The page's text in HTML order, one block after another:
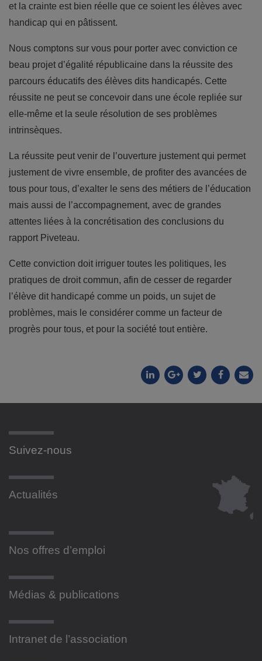
et la crainte est bien réelle que ce soient les élèves avec
handicap qui en pâtissent.
Nous comptons sur vous pour porter avec conviction ce
beau projet d’égalité républicaine dans la réussite des
parcours éducatifs des élèves dits handicapés. Cette
réussite ne peut se concevoir dans une école repliée sur
elle-même et la seule résolution de ses problèmes
intrinsèques.
La réussite peut venir de l’ouverture justement qui permet
justement de vivre ensemble, de profiter des avancées de
tous pour tous, d’exalter le sens des métiers de l’éducation
mais aussi de l’accompagnement, avec de grandes
attentes liées à la concrétisation des conclusions du
rapport Piveteau.
Cette conviction doit irriguer toutes les politiques, les
pratiques de droit commun, afin de cesser de regarder
l’élève dit handicapé comme un poids, un sujet de
problèmes, mais le considérer comme un facteur de
progrès pour tous, et pour la société tout entière.
Suivez-nous
Actualités
Nos offres d’emploi
Médias & publications
Intranet de l’association